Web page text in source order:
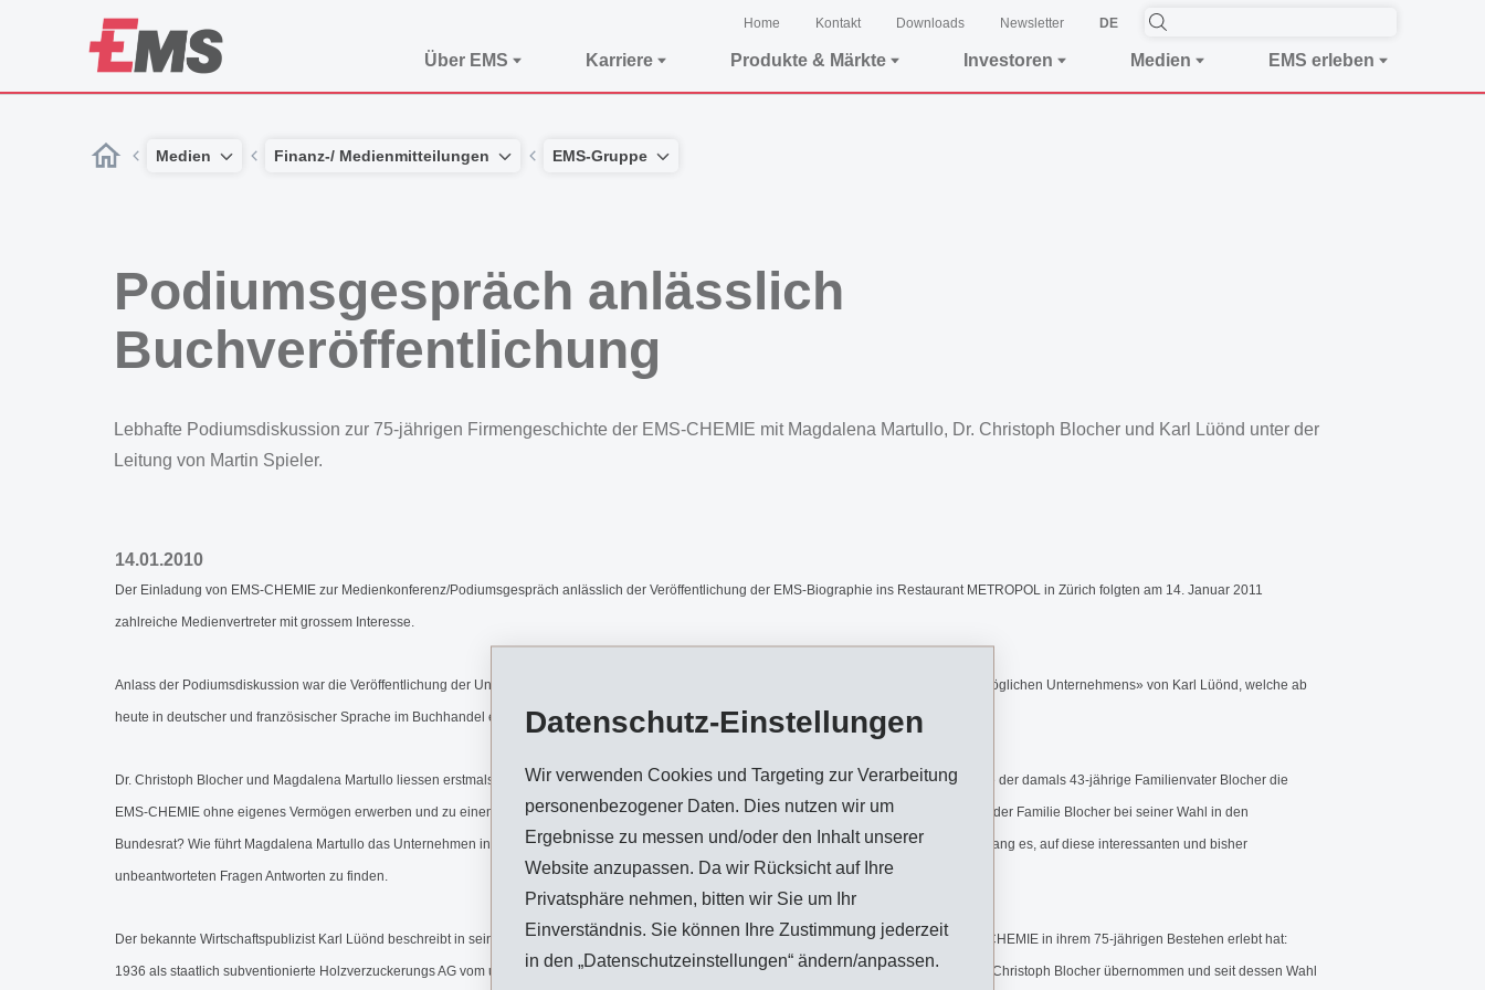
Datenschutz-Einstellungen
Wir verwenden Cookies und Targeting zur Verarbeitung
personenbezogener Daten. Dies nutzen wir um
Ergebnisse zu messen und/oder den Inhalt unserer
Website anzupassen. Da wir Rücksicht auf Ihre
Privatsphäre nehmen, bitten wir Sie um Ihr
Einverständnis. Sie können Ihre Zustimmung jederzeit
in den „Datenschutzeinstellungen“ ändern/anpassen.
Home Kontakt Downloads Newsletter DE
Über EMS Karriere Produkte & Märkte Investoren Medien EMS erleben
Medien Finanz-/ Medienmitteilungen EMS-Gruppe
Podiumsgespräch anlässlich
Buchveröffentlichung
Lebhafte Podiumsdiskussion zur 75-jährigen Firmengeschichte der EMS-CHEMIE mit Magdalena Martullo, Dr. Christoph Blocher und Karl Lüönd unter der
Leitung von Martin Spieler.
14.01.2010
Der Einladung von EMS-CHEMIE zur Medienkonferenz/Podiumsgespräch anlässlich der Veröffentlichung der EMS-Biographie ins Restaurant METROPOL in Zürich folgten am 14. Januar 2011
zahlreiche Medienvertreter mit grossem Interesse.
Anlass der Podiumsdiskussion war die Veröffentlichung der Unternehmensbiographie «Erfolg als Auftrag. Ems-Chemie: Die Geschichte eines unmöglichen Unternehmens» von Karl Lüönd, welche ab
heute in deutscher und französischer Sprache im Buchhandel erhältlich ist.
Dr. Christoph Blocher und Magdalena Martullo liessen erstmals in die Geheimnisse ihrer unternehmerischen Erfolgsgeschichte blicken. Wie konnte der damals 43-jährige Familienvater Blocher die
EMS-CHEMIE ohne eigenes Vermögen erwerben und zu einem milliardenschweren Unternehmen ausbauen? Wie erfolgte die Übergabe im Kreis der Familie Blocher bei seiner Wahl in den
Bundesrat? Wie führt Magdalena Martullo das Unternehmen in die Zukunft? Gesprächsleiter Martin Spieler, Chefredaktor der SonntagsZeitung, gelang es, auf diese interessanten und bisher
unbeantworteten Fragen Antworten zu finden.
Der bekannte Wirtschaftspublizist Karl Lüönd beschreibt in seinem neusten Buch die dramatische, fast unglaubliche Geschichte, welche die EMS-CHEMIE in ihrem 75-jährigen Bestehen erlebt hat:
1936 als staatlich subventionierte Holzverzuckerungs AG vom unbeugsamen Werner Oswald gegründet, 1983 in einer waghalsigen Aktion von Dr. Christoph Blocher übernommen und seit dessen Wahl